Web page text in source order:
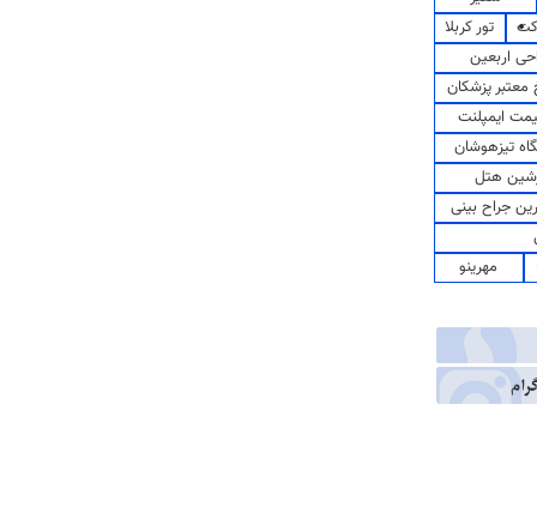
تور کربلا
اربعین
پزشکان
ایمپلنت
تیزهوشان
هتل
جراح بینی
مهرینو